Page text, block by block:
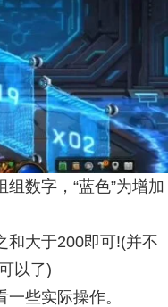
组数字，“蓝色”为增加
和大于200即可!(并不
以了)
些实际操作。